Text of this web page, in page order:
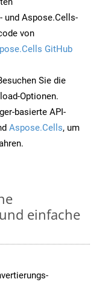
und Aspose.Cells-
von
GitHub
Sie die
Optionen.
basierte API-
Aspose.Cells, um
einfache